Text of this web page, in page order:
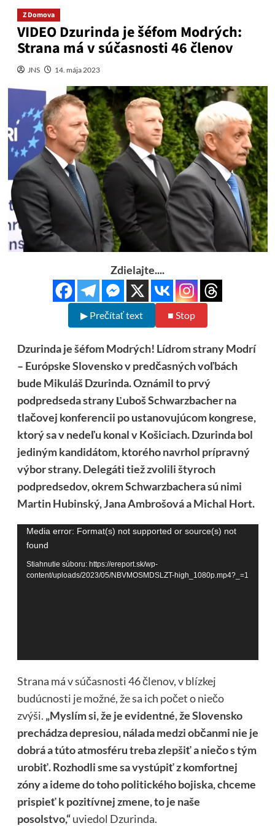
Z Domova
VIDEO Dzurinda je šéfom Modrých:
Strana má v súčasnosti 46 členov
JNS 14. mája 2023
Zdielajte....
▶ Prečítať text ■ Stop
Dzurinda je šéfom Modrých! Lídrom strany Modrí
– Európske Slovensko v predčasných voľbách
bude Mikuláš Dzurinda. Oznámil to prvý
podpredseda strany Ľuboš Schwarzbacher na
tlačovej konferencii po ustanovujúcom kongrese,
ktorý sa v nedeľu konal v Košiciach. Dzurinda bol
jediným kandidátom, ktorého navrhol prípravný
výbor strany. Delegáti tiež zvolili štyroch
podpredsedov, okrem Schwarzbachera sú nimi
Martin Hubinský, Jana Ambrošová a Michal Hort.
Video
prehrávač
Media error: Format(s) not supported or source(s) not
found
Stiahnutie súboru: https://ereport.sk/wp-
content/uploads/2023/05/NBVMOSMDSLZT-high_1080p.mp4?_=1
Strana má v súčasnosti 46 členov, v blízkej
budúcnosti je možné, že sa ich počet o niečo
zvýši. „Myslím si, že je evidentné, že Slovensko
prechádza depresiou, nálada medzi občanmi nie je
dobrá a túto atmosféru treba zlepšiť a niečo s tým
urobiť. Rozhodli sme sa vystúpiť z komfortnej
zóny a ideme do toho politického bojiska, chceme
prispieť k pozitívnej zmene, to je naše
posolstvo,“uviedol Dzurinda.